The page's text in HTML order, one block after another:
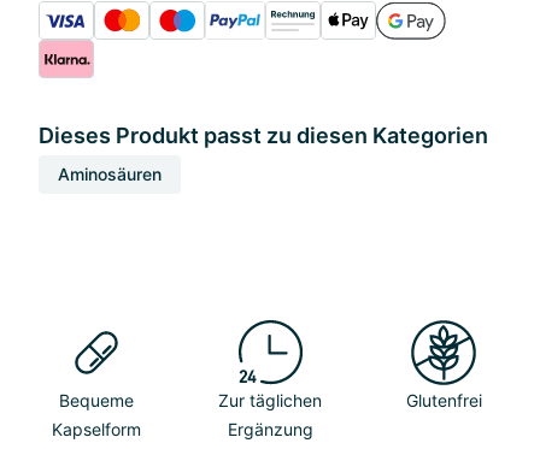
Dieses Produkt passt zu diesen Kategorien
Aminosäuren
Bequeme
Kapselform
Zur täglichen
Ergänzung
Glutenfrei